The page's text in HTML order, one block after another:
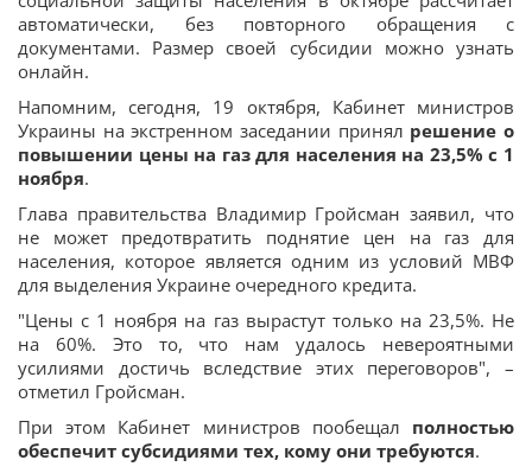
автоматически, без повторного обращения с
документами. Размер своей субсидии можно узнать
онлайн.
Напомним, сегодня, 19 октября, Кабинет министров
Украины на экстренном заседании принял решение о
повышении цены на газ для населения на 23,5% с 1
ноября.
Глава правительства Владимир Гройсман заявил, что
не может предотвратить поднятие цен на газ для
населения, которое является одним из условий МВФ
для выделения Украине очередного кредита.
"Цены с 1 ноября на газ вырастут только на 23,5%. Не
на 60%. Это то, что нам удалось невероятными
усилиями достичь вследствие этих переговоров", –
отметил Гройсман.
При этом Кабинет министров пообещал полностью
обеспечит субсидиями тех, кому они требуются.